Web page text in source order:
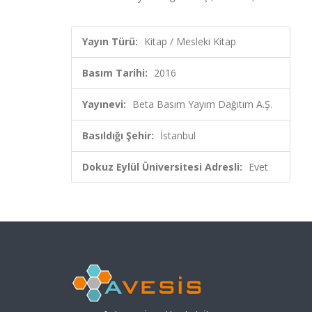
Yayın Türü: Kitap / Mesleki Kitap
Basım Tarihi: 2016
Yayınevi: Beta Basım Yayım Dağıtım A.Ş.
Basıldığı Şehir: İstanbul
Dokuz Eylül Üniversitesi Adresli: Evet